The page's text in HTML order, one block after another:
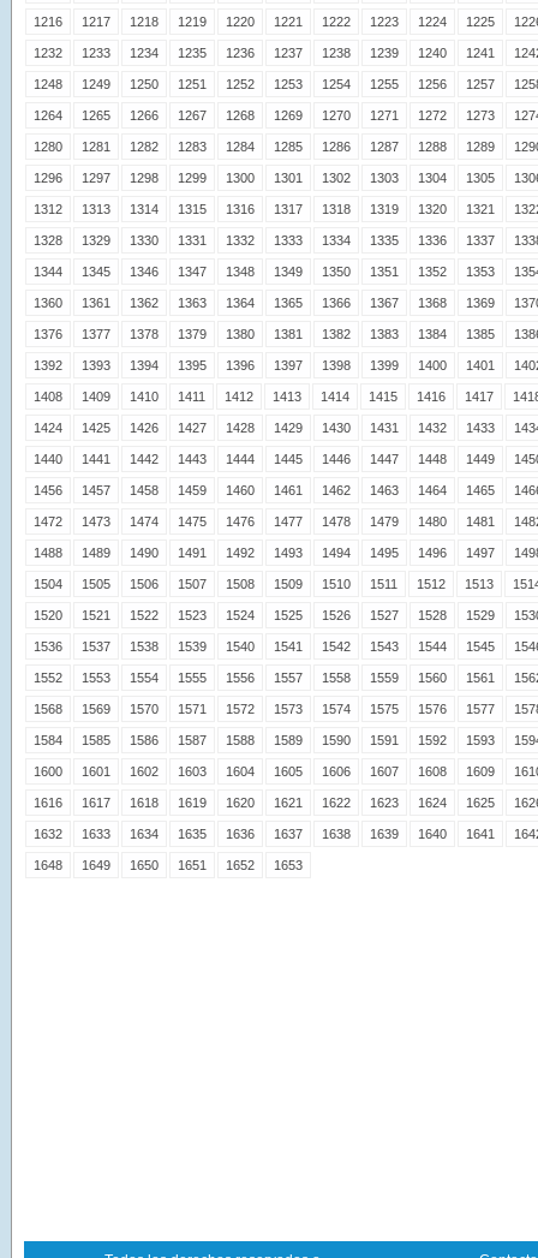
1216 1217 1218 1219 1220 1221 1222 1223 1224 1225
1232 1233 1234 1235 1236 1237 1238 1239 1240 1241
1248 1249 1250 1251 1252 1253 1254 1255 1256 1257
1264 1265 1266 1267 1268 1269 1270 1271 1272 1273
1280 1281 1282 1283 1284 1285 1286 1287 1288 1289
1296 1297 1298 1299 1300 1301 1302 1303 1304 1305
1312 1313 1314 1315 1316 1317 1318 1319 1320 1321
1328 1329 1330 1331 1332 1333 1334 1335 1336 1337
1344 1345 1346 1347 1348 1349 1350 1351 1352 1353
1360 1361 1362 1363 1364 1365 1366 1367 1368 1369
1376 1377 1378 1379 1380 1381 1382 1383 1384 1385
1392 1393 1394 1395 1396 1397 1398 1399 1400 1401
1408 1409 1410 1411 1412 1413 1414 1415 1416 1417
1424 1425 1426 1427 1428 1429 1430 1431 1432 1433
1440 1441 1442 1443 1444 1445 1446 1447 1448 1449
1456 1457 1458 1459 1460 1461 1462 1463 1464 1465
1472 1473 1474 1475 1476 1477 1478 1479 1480 1481
1488 1489 1490 1491 1492 1493 1494 1495 1496 1497
1504 1505 1506 1507 1508 1509 1510 1511 1512 1513
1520 1521 1522 1523 1524 1525 1526 1527 1528 1529
1536 1537 1538 1539 1540 1541 1542 1543 1544 1545
1552 1553 1554 1555 1556 1557 1558 1559 1560 1561
1568 1569 1570 1571 1572 1573 1574 1575 1576 1577
1584 1585 1586 1587 1588 1589 1590 1591 1592 1593
1600 1601 1602 1603 1604 1605 1606 1607 1608 1609
1616 1617 1618 1619 1620 1621 1622 1623 1624 1625
1632 1633 1634 1635 1636 1637 1638 1639 1640 1641
1648 1649 1650 1651 1652 1653